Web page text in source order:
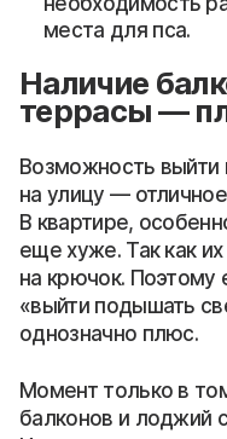
места для пса.
Наличие
террасы —
Возможность выйти
на улицу —
В квартире,
еще хуже. Так как
на крючок. Поэтому
«выйти подышать
однозначно плюс.
Момент только в
балконов и лоджий